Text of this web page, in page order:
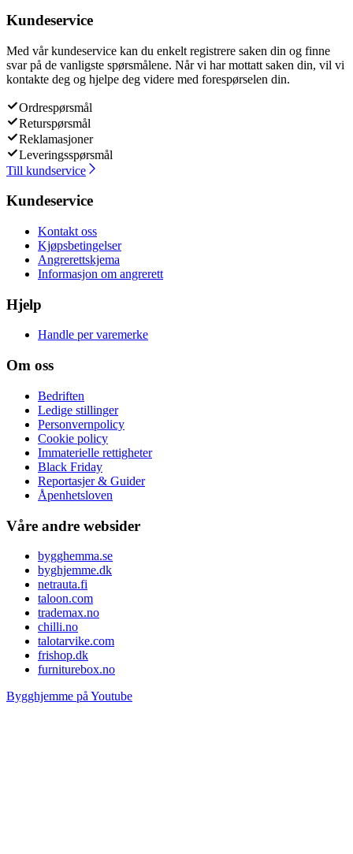
Kundeservice
Med vår kundeservice kan du enkelt registrere saken din og finne
svar på de vanligste spørsmålene. Når vi har mottatt saken din, vil vi
kontakte deg og hjelpe deg videre med forespørselen din.
Ordrespørsmål
Returspørsmål
Reklamasjoner
Leveringsspørsmål
Till kundservice
Kundeservice
Kontakt oss
Kjøpsbetingelser
Angrerettskjema
Informasjon om angrerett
Hjelp
Handle per varemerke
Om oss
Bedriften
Ledige stillinger
Personvernpolicy
Cookie policy
Immaterielle rettigheter
Black Friday
Reportasjer & Guider
Åpenhetsloven
Våre andre websider
bygghemma.se
byghjemme.dk
netrauta.fi
taloon.com
trademax.no
chilli.no
talotarvike.com
frishop.dk
furniturebox.no
Bygghjemme på Youtube